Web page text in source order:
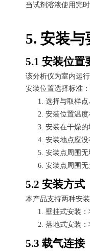
当试剂溶液使用完
5. 安装与
5.1 安装位置
该分析仪为室内运
安装位置选择标准：
1. 选择与取样点
2. 安装位置温度
3. 安装在干燥的
4. 安装地点应没
5. 安装点周围无
6. 安装点周围无
5.2 安装方式
本产品支持两种安装
1. 壁挂式安装
2. 落地式安装
5.3 载气连接